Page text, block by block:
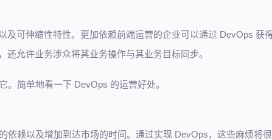
及可伸缩性特性。更加依赖前端运营的企业可以通过 DevOps 获
允许业务涉众将其业务操作与其业务目标同步。
简单地看一下 DevOps 的运营好处。
依赖以及增加到达市场的时间。通过实现 DevOps，这些麻烦将很